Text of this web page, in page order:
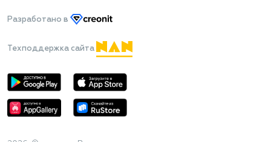
Разработано в
Техподдержка сайта